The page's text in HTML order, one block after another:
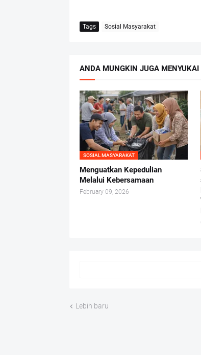
Tags Sosial Masyarakat
ANDA MUNGKIN JUGA MENYUKAI
SOSIAL MASYARAKAT
Menguatkan Kepedulian
Melalui Kebersamaan
February 09, 2026
Lebih baru